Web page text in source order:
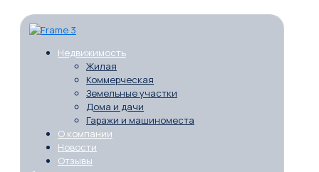
Недвижимость
Жилая
Коммерческая
Земельные участки
Дома и дачи
Гаражи и машиноместа
О компании
Новости
Отзывы